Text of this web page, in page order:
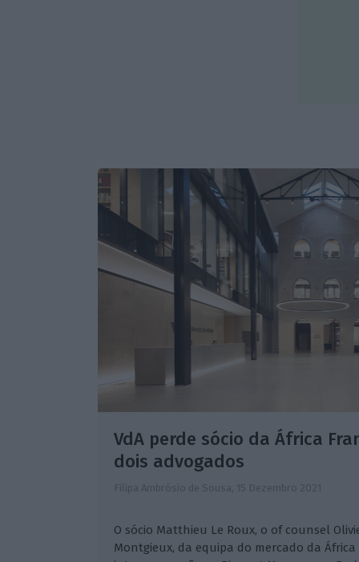
VdA perde sócio da África
dois advogados
Filipa Ambrósio de Sousa, 15 Dezembro 2021
O sócio Matthieu Le Roux, o of counsel
Montgieux, da equipa do mercado da África